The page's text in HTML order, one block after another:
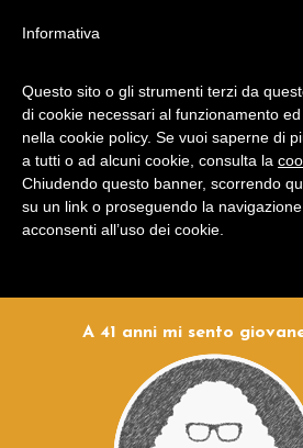
Chi
Giovane ma
digital designer,
A 41 anni mi sento
Francesco Sciuti - Develop, Web &
Informativa
Questo sito o gli strumenti terzi da
di cookie necessari al funzionamento
nella cookie policy. Se vuoi saperne di
a tutti o ad alcuni cookie, consulta la
Chiudendo questo banner, scorrendo
su un link o proseguendo la
acconsenti all’uso dei cookie.